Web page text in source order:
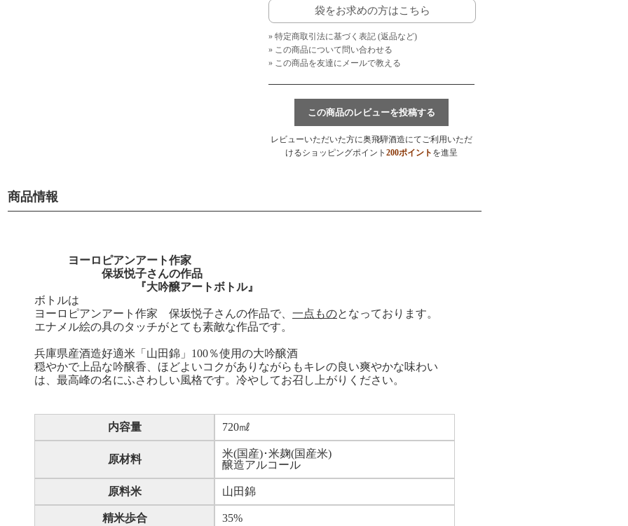
袋をお求めの方はこちら
» 特定商取引法に基づく表記 (返品など)
» この商品について問い合わせる
» この商品を友達にメールで教える
この商品のレビューを投稿する
レビューいただいた方に奥飛騨酒造にてご利用いただ
けるショッピングポイント 200ポイント を進呈
商品情報
ヨーロピアンアート作家
保坂悦子さんの作品
『大吟醸アートボトル』
ボトルは
ヨーロピアンアート作家 保坂悦子さんの作品で、 一点ものとなっております。
エナメル絵の具のタッチがとても素敵な作品です。
兵庫県産酒造好適米「山田錦」100％使用の大吟醸酒
穏やかで上品な吟醸香、ほどよいコクがありながらもキレの良い爽やかな味わい
は、最高峰の名にふさわしい風格です。冷やしてお召し上がりください。
内容量 720㎖
原材料
米(国産)･米麹(国産米)
醸造アルコール
原料米 山田錦
精米歩合 35%